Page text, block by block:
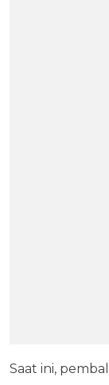
Saat ini,